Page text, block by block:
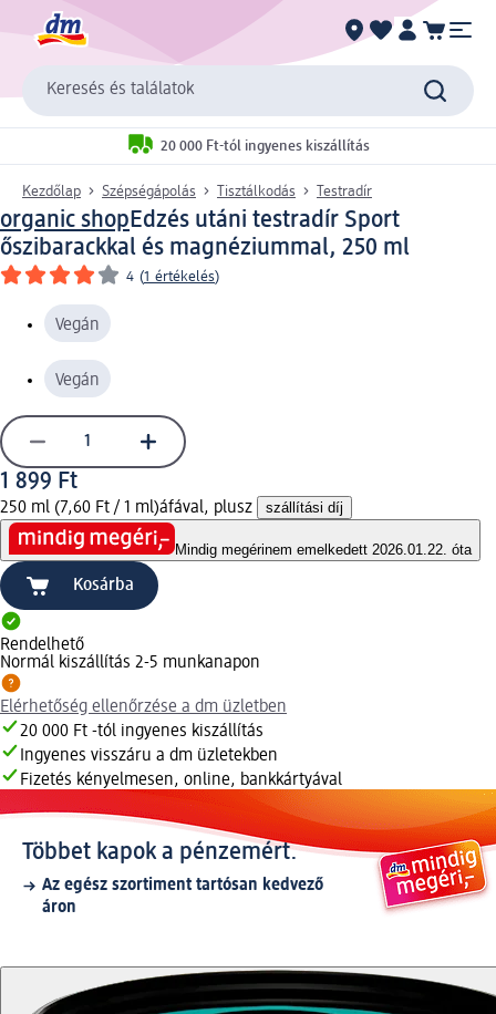
Keresés és találatok
20 000 Ft-tól ingyenes kiszállítás
Kezdőlap Szépségápolás Tisztálkodás Testradír
organic shopEdzés utáni testradír Sport
őszibarackkal és magnéziummal, 250 ml
4 (1 értékelés)
Vegán
Vegán
1 899 Ft
250 ml (7,60 Ft / 1 ml)áfával, plusz szállítási díj
Mindig megérinem emelkedett 2026.01.22. óta
Kosárba
Rendelhető
Normál kiszállítás 2-5 munkanapon
Elérhetőség ellenőrzése a dm üzletben
20 000 Ft -tól ingyenes kiszállítás
Ingyenes visszáru a dm üzletekben
Fizetés kényelmesen, online, bankkártyával
Többet kapok a pénzemért.
Az egész szortiment tartósan kedvező
áron